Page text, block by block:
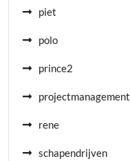
piet
polo
prince2
projectmanagement
rene
schapendrijven